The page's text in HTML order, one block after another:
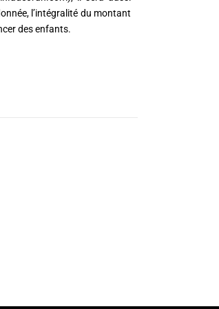
l’intégralité du montant
des enfants.